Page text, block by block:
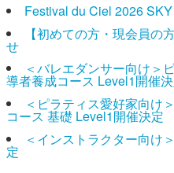
Festival du Ciel 2026
【初めての方・現会員の
せ
＜バレエダンサー向け＞
導者養成コース Level1開催
＜ピラティス愛好家向け
コース 基礎 Level1開催決定
＜インストラクター向け
定